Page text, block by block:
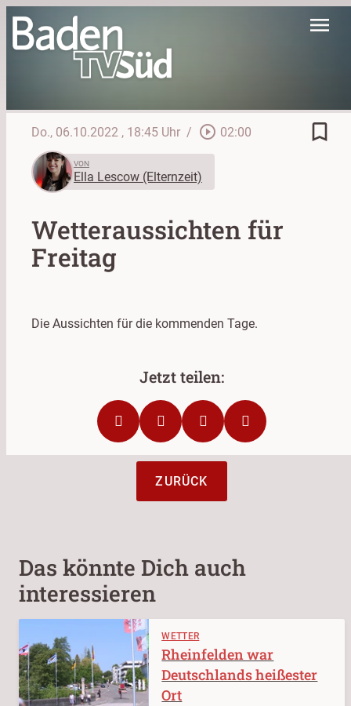
menu
Do., 06.10.2022 , 18:45 Uhr / play_circle_outline 02:00 bookmark_border
VON
Ella Lescow (Elternzeit)
Wetteraussichten für
Freitag
Die Aussichten für die kommenden Tage.
ZURÜCK
Das könnte Dich auch
interessieren
WETTER
Rheinfelden war
Deutschlands heißester
Ort